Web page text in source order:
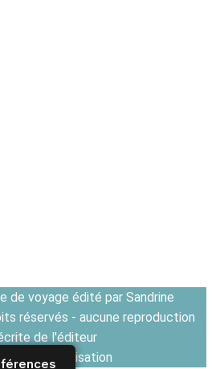
de voyage édité par Sandrine
réservés - aucune reproduction
de l'éditeur
d'utilisation